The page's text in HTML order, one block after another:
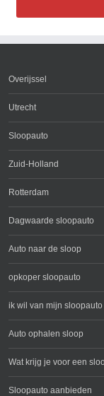
Overijssel
Utrecht
Sloopauto
Zuid-Holland
Rotterdam
Dagwaarde sloopauto
Auto naar de sloop
opkoper sloopauto
ik wil van mijn sloopauto
Auto ophalen sloop
Wat krijg je voor een
Sloopauto aanbieden